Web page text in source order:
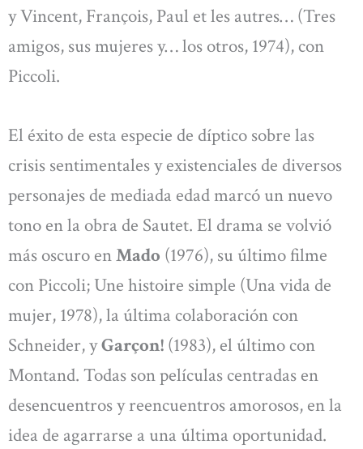
y Vincent, François, Paul et les autres… (Tres
amigos, sus mujeres y… los otros, 1974), con
Piccoli.
El éxito de esta especie de díptico sobre las
crisis sentimentales y existenciales de diversos
personajes de mediada edad marcó un nuevo
tono en la obra de Sautet. El drama se volvió
más oscuro enMado (1976), su último filme
con Piccoli; Une histoire simple (Una vida de
mujer, 1978), la última colaboración con
Schneider, yGarçon! (1983), el último con
Montand. Todas son películas centradas en
desencuentros y reencuentros amorosos, en la
idea de agarrarse a una última oportunidad.